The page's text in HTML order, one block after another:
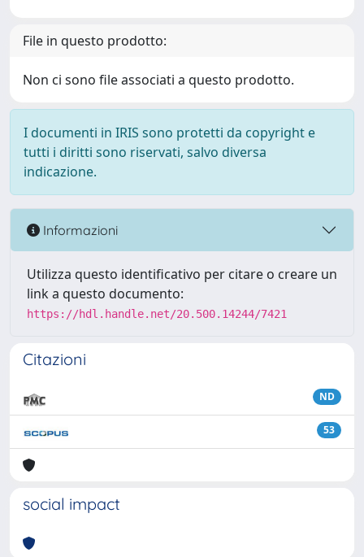
File in questo prodotto:
Non ci sono file associati a questo prodotto.
I documenti in IRIS sono protetti da copyright e
tutti i diritti sono riservati, salvo diversa
indicazione.
Informazioni
Utilizza questo identificativo per citare o creare un
link a questo documento:
https://hdl.handle.net/20.500.14244/7421
Citazioni
ND
53
social impact